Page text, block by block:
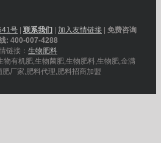
号 联系我们 加入友情链接
免费咨询
: 400-007-4288
链接： 生物肥料
有机肥,生物菌肥,生物肥料,生物肥,金满
肥厂家,肥料代理,肥料招商加盟